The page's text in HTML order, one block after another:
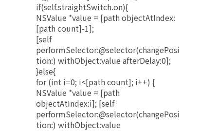
if(self.straightSwitch.on){
NSValue *value = [path objectAtIndex:
[path count]-1];
[self
performSelector:@selector(changePosi
tion:) withObject:value afterDelay:0];
}else{
for (int i=0; i<[path count]; i++) {
NSValue *value = [path
objectAtIndex:i]; [self
performSelector:@selector(changePosi
tion:) withObject:value